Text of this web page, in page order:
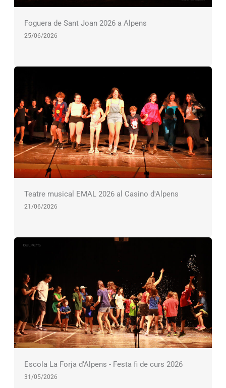
Foguera de Sant Joan 2026 a Alpens
25/06/2026
Teatre musical EMAL 2026 al Casino d'Alpens
21/06/2026
Escola La Forja d’Alpens - Festa fi de curs 2026
31/05/2026